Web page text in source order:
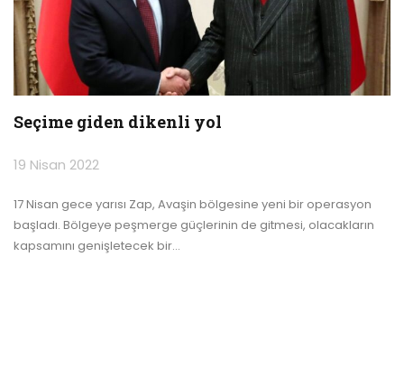
Seçime giden dikenli yol
19 Nisan 2022
17 Nisan gece yarısı Zap, Avaşin bölgesine yeni bir operasyon
başladı. Bölgeye peşmerge güçlerinin de gitmesi, olacakların
kapsamını genişletecek bir…